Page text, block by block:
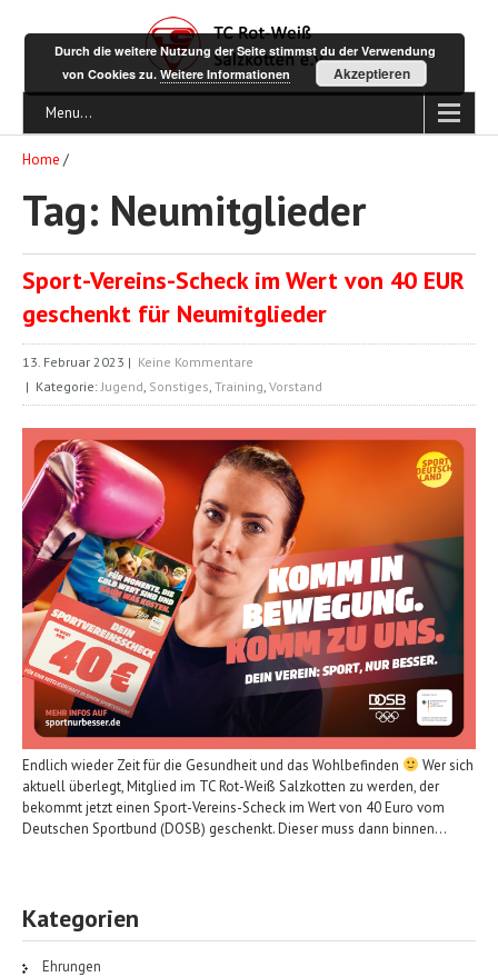
Menu...
Home /
Tag: Neumitglieder
Sport-Vereins-Scheck im Wert von 40 EUR
geschenkt für Neumitglieder
13. Februar 2023 | Keine Kommentare
| Kategorie:Jugend, Sonstiges, Training, Vorstand
Endlich wieder Zeit für die Gesundheit und das Wohlbefinden
Wer sich
aktuell überlegt, Mitglied im TC Rot-Weiß Salzkotten zu werden, der
bekommt jetzt einen Sport-Vereins-Scheck im Wert von 40 Euro vom
Deutschen Sportbund (DOSB) geschenkt. Dieser muss dann binnen…
Kategorien
Ehrungen
Durch die weitere Nutzung der Seite stimmst du der Verwendung
von Cookies zu.Weitere Informationen Akzeptieren